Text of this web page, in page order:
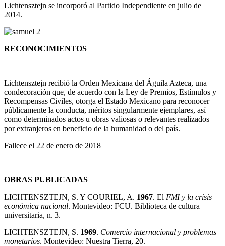
Lichtensztejn se incorporó al Partido Independiente en julio de
2014.
RECONOCIMIENTOS
Lichtensztejn recibió la Orden Mexicana del Águila Azteca, una
condecoración que, de acuerdo con la Ley de Premios, Estímulos y
Recompensas Civiles, otorga el Estado Mexicano para reconocer
públicamente la conducta, méritos singularmente ejemplares, así
como determinados actos u obras valiosas o relevantes realizados
por extranjeros en beneficio de la humanidad o del país.
Fallece el 22 de enero de 2018
OBRAS PUBLICADAS
LICHTENSZTEJN, S. Y COURIEL, A. 1967. El FMI y la crisis
económica nacional. Montevideo: FCU. Biblioteca de cultura
universitaria, n. 3.
LICHTENSZTEJN, S. 1969. Comercio internacional y problemas
monetarios. Montevideo: Nuestra Tierra, 20.